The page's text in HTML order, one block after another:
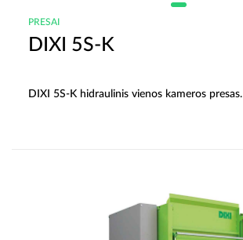
PRESAI
DIXI 5S-K
DIXI 5S-K hidraulinis vienos kameros presas.